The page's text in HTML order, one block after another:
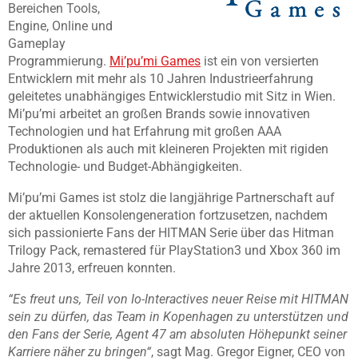
Bereichen Tools,
Engine, Online und
Gameplay
Programmierung. Mi’pu’mi Games ist ein von versierten
Entwicklern mit mehr als 10 Jahren Industrieerfahrung
geleitetes unabhängiges Entwicklerstudio mit Sitz in Wien.
Mi’pu’mi arbeitet an großen Brands sowie innovativen
Technologien und hat Erfahrung mit großen AAA
Produktionen als auch mit kleineren Projekten mit rigiden
Technologie- und Budget-Abhängigkeiten.
Mi’pu’mi Games ist stolz die langjährige Partnerschaft auf
der aktuellen Konsolengeneration fortzusetzen, nachdem
sich passionierte Fans der HITMAN Serie über das Hitman
Trilogy Pack, remastered für PlayStation3 und Xbox 360 im
Jahre 2013, erfreuen konnten.
“Es freut uns, Teil von Io-Interactives neuer Reise mit HITMAN
sein zu dürfen, das Team in Kopenhagen zu unterstützen und
den Fans der Serie, Agent 47 am absoluten Höhepunkt seiner
Karriere näher zu bringen“, sagt Mag. Gregor Eigner, CEO von